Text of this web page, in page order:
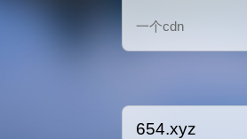
一个cdn
654.xyz